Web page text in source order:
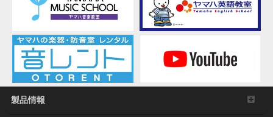
製品情報